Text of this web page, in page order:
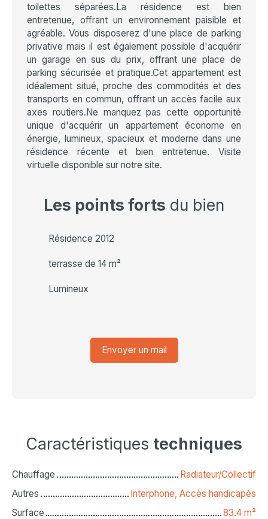
toilettes séparées.La résidence est bien
entretenue, offrant un environnement paisible et
agréable. Vous disposerez d'une place de parking
privative mais il est également possible d'acquérir
un garage en sus du prix, offrant une place de
parking sécurisée et pratique.Cet appartement est
idéalement situé, proche des commodités et des
transports en commun, offrant un accès facile aux
axes routiers.Ne manquez pas cette opportunité
unique d'acquérir un appartement économe en
énergie, lumineux, spacieux et moderne dans une
résidence récente et bien entretenue. Visite
virtuelle disponible sur notre site.
Les points forts du bien
Résidence 2012
terrasse de 14 m²
Lumineux
Envoyer un mail
Caractéristiques techniques
Chauffage
Radiateur/Collectif
Autres
Interphone, Accès handicapés
Surface
83.4 m²